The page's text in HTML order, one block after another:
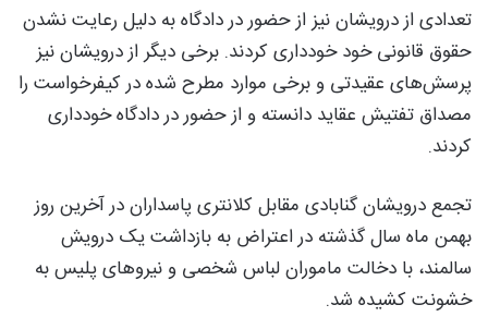
تعدادی از درویشان نیز از حضور در دادگاه به دلیل رعایت نشدن
حقوق قانونی خود خودداری کردند. برخی دیگر از درویشان نیز
پرسش‌های عقیدتی و برخی موارد مطرح شده در کیفرخواست را
مصداق تفتیش عقاید دانسته و از حضور در دادگاه خودداری
کردند.
تجمع درویشان گنابادی مقابل کلانتری پاسداران در آخرین روز
بهمن ماه سال گذشته در اعتراض به بازداشت یک درویش
سالمند، با دخالت ماموران لباس شخصی و نیروهای پلیس به
خشونت کشیده شد.